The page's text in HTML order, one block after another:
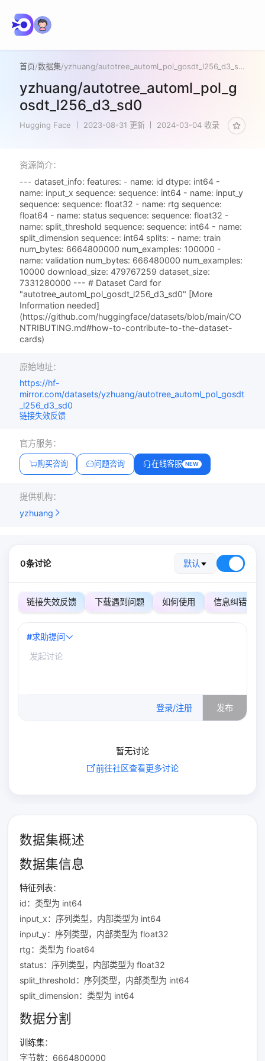
首页/数据集/ yzhuang/autotree_automl_pol_gosdt_l256_d3_sd0
yzhuang/autotree_automl_pol_g
osdt_l256_d3_sd0
Hugging Face 2023-08-31 更新 2024-03-04 收录
资源简介：
--- dataset_info: features: - name: id dtype: int64 -
name: input_x sequence: sequence: int64 - name: input_y
sequence: sequence: float32 - name: rtg sequence:
float64 - name: status sequence: sequence: float32 -
name: split_threshold sequence: sequence: int64 - name:
split_dimension sequence: int64 splits: - name: train
num_bytes: 6664800000 num_examples: 100000 -
name: validation num_bytes: 666480000 num_examples:
10000 download_size: 479767259 dataset_size:
7331280000 --- # Dataset Card for
"autotree_automl_pol_gosdt_l256_d3_sd0" [More
Information needed]
(https://github.com/huggingface/datasets/blob/main/CO
NTRIBUTING.md#how-to-contribute-to-the-dataset-
cards)
原始地址：
https://hf-
mirror.com/datasets/yzhuang/autotree_automl_pol_gosdt
_l256_d3_sd0
链接失效反馈
官方服务：
购买咨询 问题咨询 在线客服 NEW
提供机构：
yzhuang
0条讨论 默认
链接失效反馈 下载遇到问题 如何使用 信息纠错
#求助提问
登录/注册 发布
暂无讨论
前往社区查看更多讨论
数据集概述
数据集信息
特征列表：
id：类型为 int64
input_x：序列类型，内部类型为 int64
input_y：序列类型，内部类型为float32
rtg：类型为float64
status：序列类型，内部类型为float32
split_threshold：序列类型，内部类型为 int64
split_dimension：类型为 int64
数据分割
训练集：
字节数：6664800000